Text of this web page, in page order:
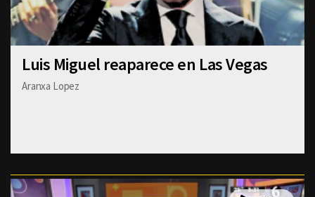
Luis Miguel reaparece en Las Vegas
Aranxa Lopez